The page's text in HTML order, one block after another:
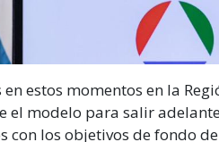
estos momentos en la
modelo para salir
con los objetivos de fondo